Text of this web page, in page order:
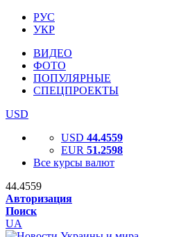
РУС
УКР
ВИДЕО
ФОТО
ПОПУЛЯРНЫЕ
СПЕЦПРОЕКТЫ
USD
USD 44.4559
EUR 51.2598
Все курсы валют
44.4559
Авторизация
Поиск
UA